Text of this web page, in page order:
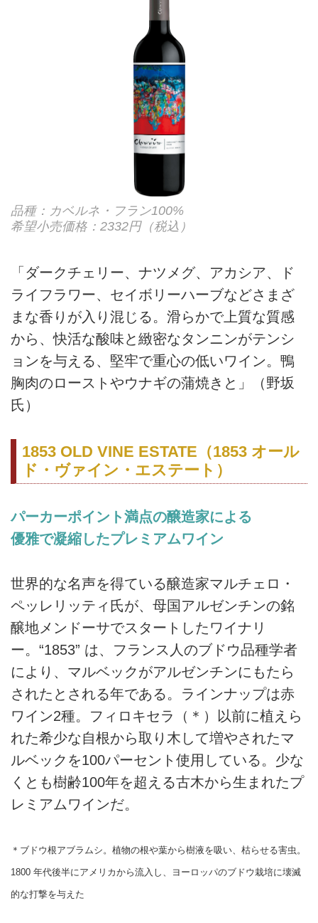
品種：カベルネ・フラン100%
希望小売価格：2332円（税込）
「ダークチェリー、ナツメグ、アカシア、ド
ライフラワー、セイボリーハーブなどさまざ
まな香りが入り混じる。滑らかで上質な質感
から、快活な酸味と緻密なタンニンがテンシ
ョンを与える、堅牢で重心の低いワイン。鴨
胸肉のローストやウナギの蒲焼きと」（野坂
氏）
1853 OLD VINE ESTATE（1853 オール
ド・ヴァイン・エステート）
パーカーポイント満点の醸造家による
優雅で凝縮したプレミアムワイン
世界的な名声を得ている醸造家マルチェロ・
ペッレリッティ氏が、母国アルゼンチンの銘
醸地メンドーサでスタートしたワイナリ
ー。“1853” は、フランス人のブドウ品種学者
により、マルベックがアルゼンチンにもたら
されたとされる年である。ラインナップは赤
ワイン2種。フィロキセラ（＊）以前に植えら
れた希少な自根から取り木して増やされたマ
ルベックを100パーセント使用している。少な
くとも樹齢100年を超える古木から生まれたプ
レミアムワインだ。
＊ブドウ根アブラムシ。植物の根や葉から樹液を吸い、枯らせる害虫。
1800 年代後半にアメリカから流入し、ヨーロッパのブドウ栽培に壊滅
的な打撃を与えた